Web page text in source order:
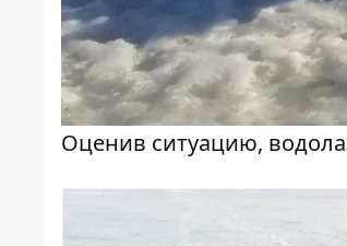
Оценив ситуацию,